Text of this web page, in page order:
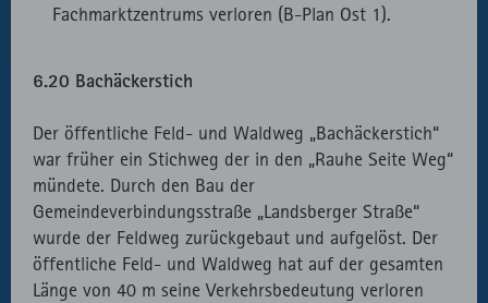
Fachmarktzentrums verloren (B-Plan Ost 1).
6.20 Bachäckerstich
Der öffentliche Feld- und Waldweg „Bachäckerstich“
war früher ein Stichweg der in den „Rauhe Seite Weg“
mündete. Durch den Bau der
Gemeindeverbindungsstraße „Landsberger Straße“
wurde der Feldweg zurückgebaut und aufgelöst. Der
öffentliche Feld- und Waldweg hat auf der gesamten
Länge von 40 m seine Verkehrsbedeutung verloren